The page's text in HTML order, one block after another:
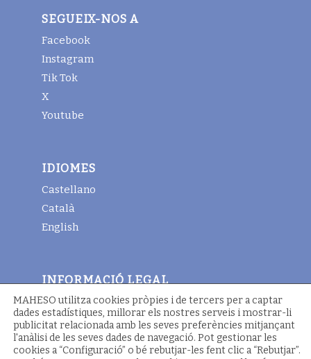
SEGUEIX-NOS A
Facebook
Instagram
Tik Tok
X
Youtube
IDIOMES
Castellano
Català
English
INFORMACIÓ LEGAL
Avis legal
Termes i condicions generals
Política de cookies
MAHESO utilitza cookies pròpies i de tercers per a captar
dades estadístiques, millorar els nostres serveis i mostrar-li
publicitat relacionada amb les seves preferències mitjançant
l'anàlisi de les seves dades de navegació. Pot gestionar les
cookies a “Configuració” o bé rebutjar-les fent clic a “Rebutjar”.